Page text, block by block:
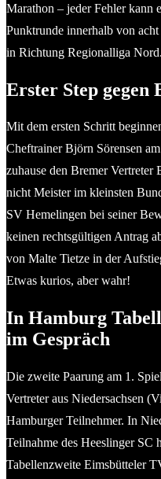
Marathon – jeder Fehler kann
Punktrunde innerhalb von
in Richtung Regionalliga Nord.
Erster Step gegen
Mit dem ersten Schritt
Cheftrainer Björn Sörensen
zuhause den Bremer
nicht Meister im kleinsten
SV Hemelingen bei seiner
keinen rechtsgültigen Antrag
von Malte Tietze in der
Etwas kurios, aber wahr!
In Hamburg
im Gespräch
Die zweite Paarung am 1.
Vertreter aus Niedersachsen
Hamburger Teilnehmer. In
Teilnahme des Heeslinger SC
Tabellenzweite Eimsbütteler